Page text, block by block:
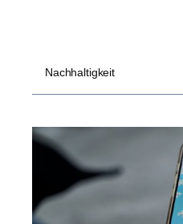
Nachhaltigkeit